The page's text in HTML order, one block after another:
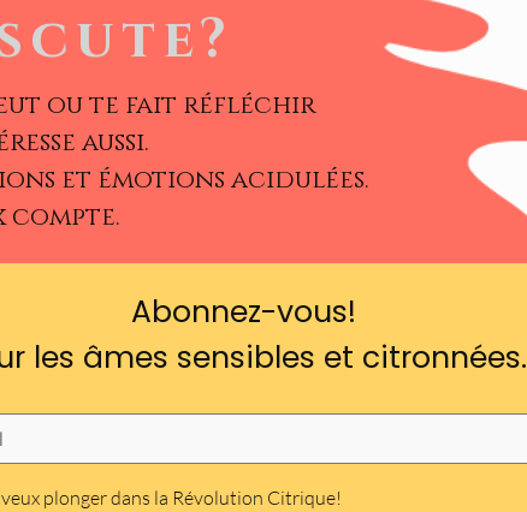
ou te fait réfléchir
aussi.
et émotions acidulées.
compte.
Abonnez-vous!
les âmes sensibles et citronnées.
plonger dans la Révolution Citrique!